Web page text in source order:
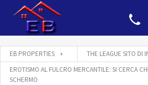
EB PROPERTIES
THE LEAGUE SITO DI
EROTISMO AL FULCRO MERCANTILE: SI CERCA
SCHERMO